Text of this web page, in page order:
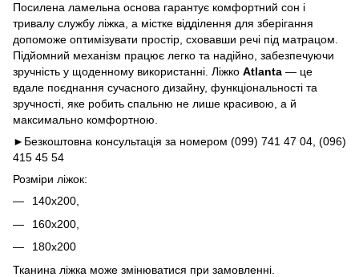
Посилена ламельна основа гарантує комфортний сон і
тривалу службу ліжка, а містке відділення для зберігання
допоможе оптимізувати простір, сховавши речі під матрацом.
Підйомний механізм працює легко та надійно, забезпечуючи
зручність у щоденному використанні. Ліжко Atlanta — це
вдале поєднання сучасного дизайну, функціональності та
зручності, яке робить спальню не лише красивою, а й
максимально комфортною.
►Безкоштовна консультація за номером (099) 741 47 04, (096)
415 45 54
Розміри ліжок:
140х200,
160х200,
180х200
Тканина ліжка може змінюватися при замовленні.